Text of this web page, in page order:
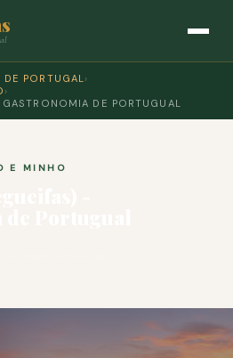
DE PORTUGAL›
›
DE PORTUGUAL
E MINHO